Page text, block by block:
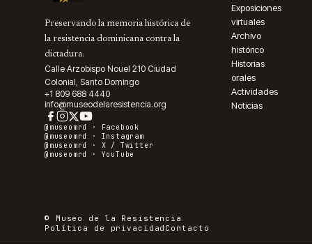
Preservando la memoria histórica de
la resistencia dominicana contra la
dictadura.
Calle Arzobispo Nouel 210 Ciudad
Colonial, Santo Domingo
+1 809 688 4440
info@museodelaresistencia.org
@museomrd ·
Facebook
@museomrd · Instagram
@museomrd · X / Twitter
@museomrd · YouTube
Exposiciones
virtuales
Archivo
histórico
Historias
orales
Actividades
Noticias
© Museo de la Resistencia
Política de privacidad Contacto